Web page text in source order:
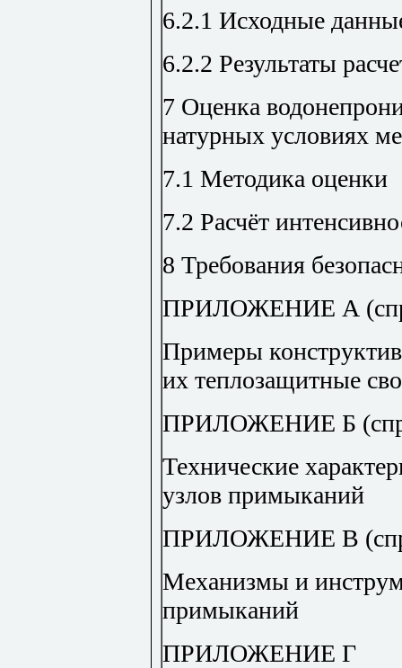
6.2.1 Исходные
6.2.2 Результаты
7 Оценка
натурных условиях
7.1 Методика оценки
7.2 Расчёт
8 Требования
ПРИЛОЖЕНИЕ А
Примеры
их теплозащитные
ПРИЛОЖЕНИЕ Б
Технические
узлов примыканий
ПРИЛОЖЕНИЕ В
Механизмы и
примыканий
ПРИЛОЖЕНИЕ Г